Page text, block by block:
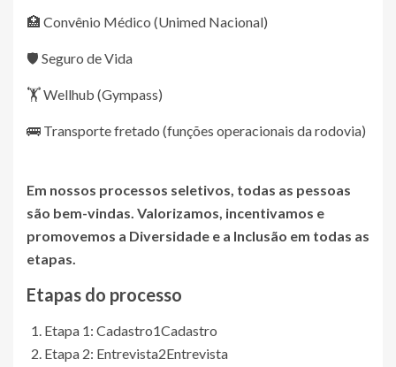
🏥 Convênio Médico (Unimed Nacional)
🛡️ Seguro de Vida
🏋️ Wellhub (Gympass)
🚌 Transporte fretado (funções operacionais da rodovia)
Em nossos processos seletivos, todas as pessoas
são bem-vindas. Valorizamos, incentivamos e
promovemos a Diversidade e a Inclusão em todas as
etapas.
Etapas do processo
Etapa 1: Cadastro1Cadastro
Etapa 2: Entrevista2Entrevista